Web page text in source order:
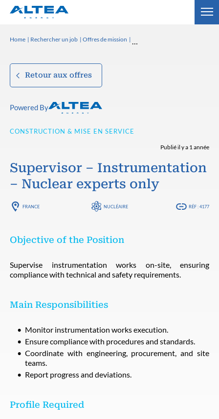
Home Rechercher un job Offres de mission
Retour aux offres
Powered By
CONSTRUCTION & MISE EN SERVICE
Publié il y a 1 année
Supervisor – Instrumentation
– Nuclear experts only
FRANCE NUCLÉAIRE RÉF : 4177
Objective of the Position
Supervise instrumentation works on-site, ensuring
compliance with technical and safety requirements.
Main Responsibilities
Monitor instrumentation works execution.
Ensure compliance with procedures and standards.
Coordinate with engineering, procurement, and site
teams.
Report progress and deviations.
Profile Required